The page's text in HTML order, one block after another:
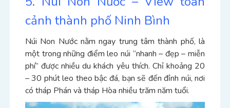
cảnh thành phố Ninh Bình
Núi Non Nước nằm ngay trung tâm thành phố, là
một trong những điểm leo núi “nhanh – đẹp – miễn
phí” được nhiều du khách yêu thích. Chỉ khoảng 20
– 30 phút leo theo bậc đá, bạn sẽ đến đỉnh núi, nơi
có tháp Phán và tháp Hòa nhiều trăm năm tuổi.